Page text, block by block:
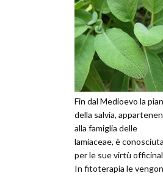
Fin dal Medioevo la
della salvia,
alla famiglia delle
lamiaceae, è conosciuta
per le sue virtù
In fitoterapia le